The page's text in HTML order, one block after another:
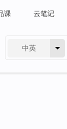
课 云笔记
中英